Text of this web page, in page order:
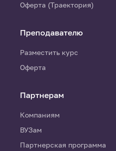
Оферта (Траектория)
Преподавателю
Разместить курс
Оферта
Партнерам
Компаниям
ВУЗам
Партнерская программа